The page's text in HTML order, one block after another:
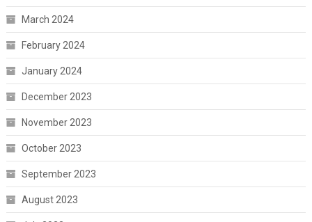
March 2024
February 2024
January 2024
December 2023
November 2023
October 2023
September 2023
August 2023